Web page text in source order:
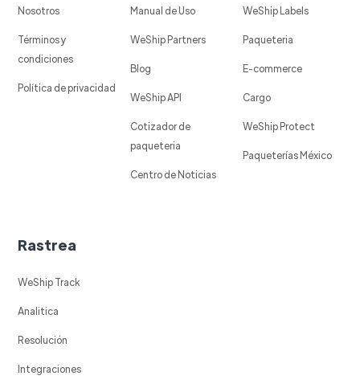
Nosotros
Términos y
condiciones
Política de privacidad
Manual de Uso
WeShip Partners
Blog
WeShip API
Cotizador de
paqueteria
Centro de Noticias
WeShip Labels
Paqueteria
E-commerce
Cargo
WeShip Protect
Paqueterías México
Rastrea
WeShip Track
Analitica
Resolución
Integraciones